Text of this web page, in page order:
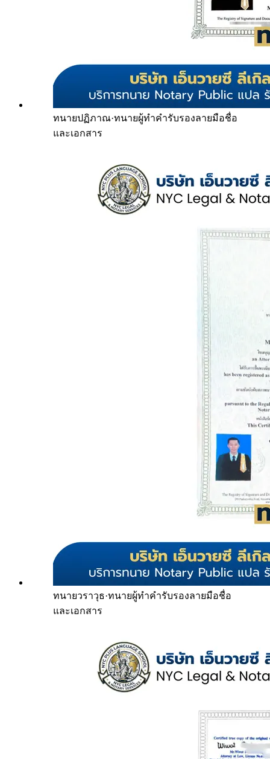
ทนายปฏิภาณ·ทนายผู้ทำคำรับรองลายมือชื่อ
และเอกสาร
ทนายวราวุธ·ทนายผู้ทำคำรับรองลายมือชื่อ
และเอกสาร